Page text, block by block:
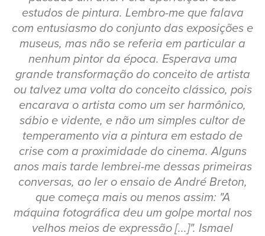
estudos de pintura. Lembro-me que falava
com entusiasmo do conjunto das exposições e
museus, mas não se referia em particular a
nenhum pintor da época. Esperava uma
grande transformação do conceito de artista
ou talvez uma volta do conceito clássico, pois
encarava o artista como um ser harmônico,
sábio e vidente, e não um simples cultor de
temperamento via a pintura em estado de
crise com a proximidade do cinema. Alguns
anos mais tarde lembrei-me dessas primeiras
conversas, ao ler o ensaio de André Breton,
que começa mais ou menos assim: "A
máquina fotográfica deu um golpe mortal nos
velhos meios de expressão [...]". Ismael